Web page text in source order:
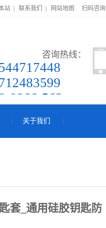
站 联系我们 网站地图 扫码咨询
咨询热线：
0866-562
关于我们
套_通用硅胶钥匙防